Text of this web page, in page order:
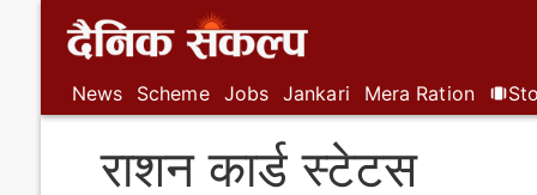
News
Scheme Jobs Jankari Mera Ration
राशन कार्ड स्टेटस